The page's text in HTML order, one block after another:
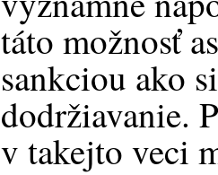
táto možnosť
sankciou ako
dodržiavanie.
v takejto veci